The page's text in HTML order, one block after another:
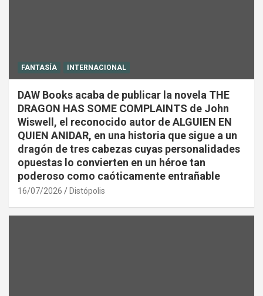
FANTASÍA INTERNACIONAL
DAW Books acaba de publicar la novela THE
DRAGON HAS SOME COMPLAINTS de John
Wiswell, el reconocido autor de ALGUIEN EN
QUIEN ANIDAR, en una historia que sigue a un
dragón de tres cabezas cuyas personalidades
opuestas lo convierten en un héroe tan
poderoso como caóticamente entrañable
16/07/2026 Distópolis